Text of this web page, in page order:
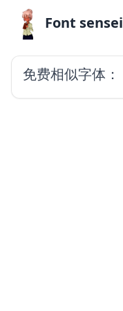
Font sensei
免费相似字体：